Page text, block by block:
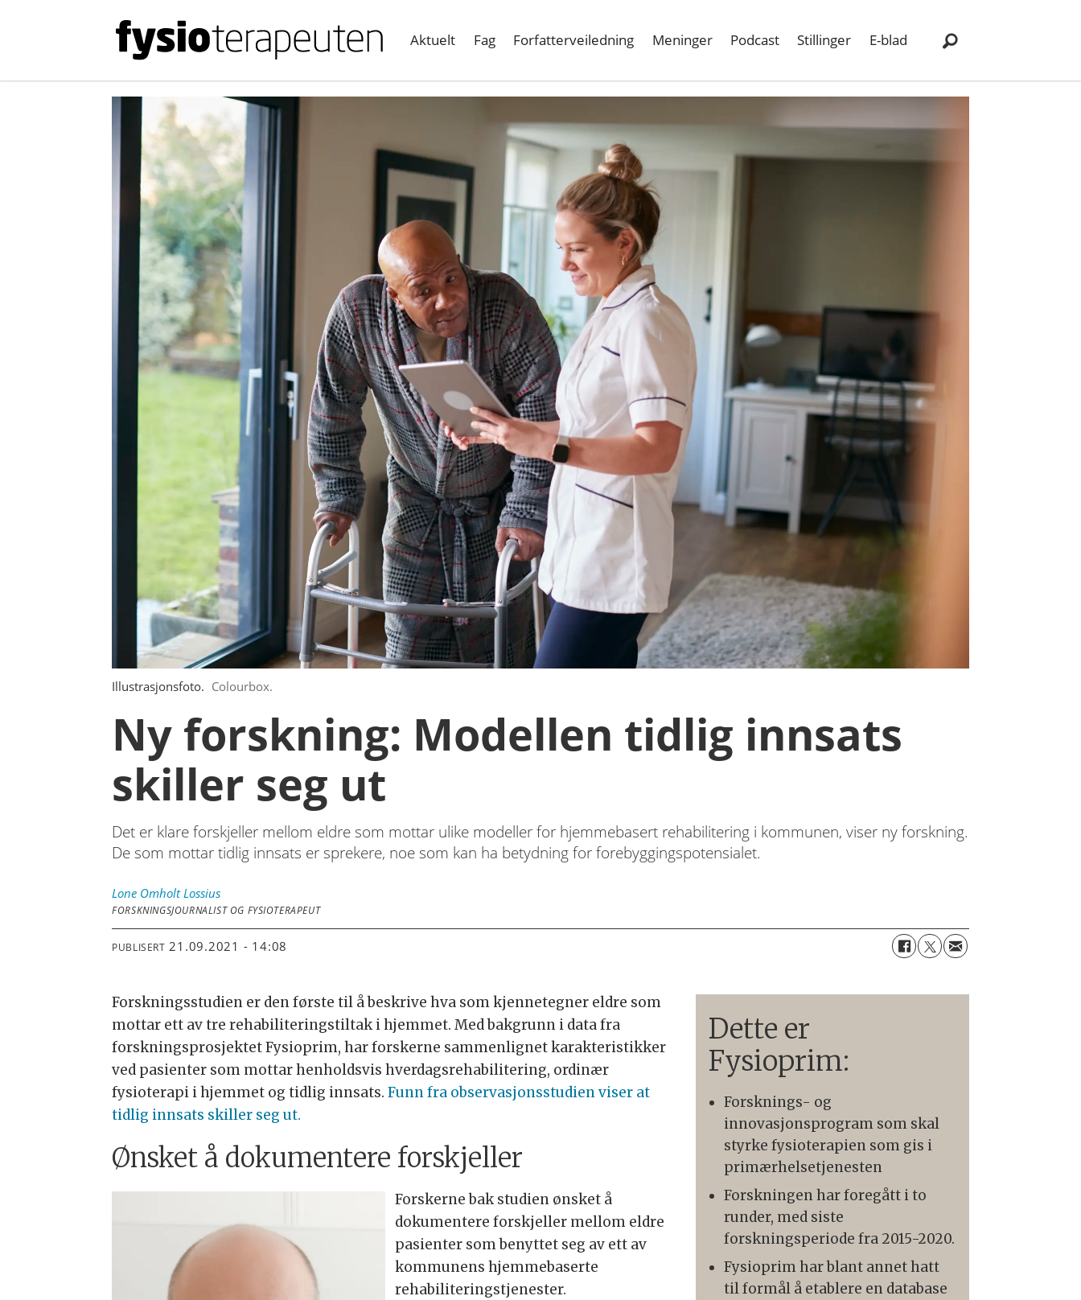
Aktuelt Fag Forfatterveiledning Meninger Podcast Stillinger E-blad
Illustrasjonsfoto. Colourbox.
Ny forskning: Modellen tidlig innsats
skiller seg ut
Det er klare forskjeller mellom eldre som mottar ulike modeller for hjemmebasert rehabilitering i kommunen, viser ny forskning.
De som mottar tidlig innsats er sprekere, noe som kan ha betydning for forebyggingspotensialet.
Lone Omholt Lossius
FORSKNINGSJOURNALIST OG FYSIOTERAPEUT
PUBLISERT 21.09.2021 - 14:08
Dette er
Fysioprim:
Forsknings- og
innovasjonsprogram som skal
styrke fysioterapien som gis i
primærhelsetjenesten
Forskningen har foregått i to
runder, med siste
forskningsperiode fra 2015-2020.
Fysioprim har blant annet hatt
til formål å etablere en database
Forskningsstudien er den første til å beskrive hva som kjennetegner eldre som
mottar ett av tre rehabiliteringstiltak i hjemmet. Med bakgrunn i data fra
forskningsprosjektet Fysioprim, har forskerne sammenlignet karakteristikker
ved pasienter som mottar henholdsvis hverdagsrehabilitering, ordinær
fysioterapi i hjemmet og tidlig innsats.Funn fra observasjonsstudien viser at
tidlig innsats skiller seg ut.
Ønsket å dokumentere forskjeller
Forskerne bak studien ønsket å
dokumentere forskjeller mellom eldre
pasienter som benyttet seg av ett av
kommunens hjemmebaserte
rehabiliteringstjenester.